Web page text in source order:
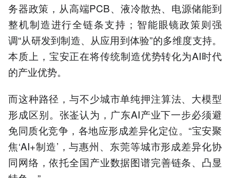
务器政策，从高端PCB、液冷散热、电源储能到
整机制造进行全链条支持；智能眼镜政策则强
调“从研发到制造、从应用到体验”的多维度支持。
本质上，宝安正在将传统制造优势转化为AI时代
的产业优势。
而这种路径，与不少城市单纯押注算法、大模型
形成区别。张崟认为，广东AI产业下一步必须避
免同质化竞争，各地应形成差异化定位。“宝安聚
焦‘AI+制造’，与惠州、东莞等城市形成差异化协
同网络，依托全国产业数据图谱完善链条、凸显